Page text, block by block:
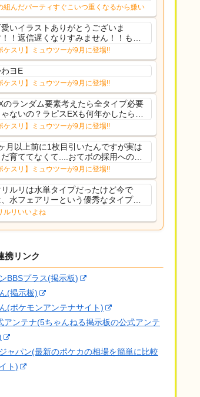
組んだパーティすぐこいつ重くなるから嫌い
いイラストありがとうございま
！返信遅くなりすみません！！もう
ししたら通常再開できます！
ケスリ】ミュウツーが9月に登場!!
ヨE
ケスリ】ミュウツーが9月に登場!!
のランダム要素考えたら全タイプ必要
ゃないの？ラピスEXも何年かしたら来
だろうし後から厳選したい育てたいっ
ってもどうにもならないのがこのゲ
だしな
ケスリ】ミュウツーが9月に登場!!
月以上前に1枚目引いたんですが実は
だ育ててなくて....おてボの採用への影
は勉強になります。ありがとうござい
オイルはだいぶ強めのABBレントラ
て芋の方が不安なんで1枚目にしよう
なと思...
ケスリ】ミュウツーが9月に登場!!
リルリは水単タイプだったけど今で
、水フェアリーという優秀なタイプだ
後特性力持ちって見た目と全然違う
ルリいいよね
携リンク
BBSプラス(掲示板)
(掲示板)
(ポケモンアンテナサイト)
アンテナ(5ちゃんねる掲示板の公式アンテ
ャパン(最新のポケカの相場を簡単に比較
ト)